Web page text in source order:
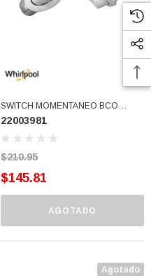
SWITCH MOMENTANEO BCO
2/PUNTAS (22003981)
22003981
$210.95
$145.81
AGOTADO
Agotado